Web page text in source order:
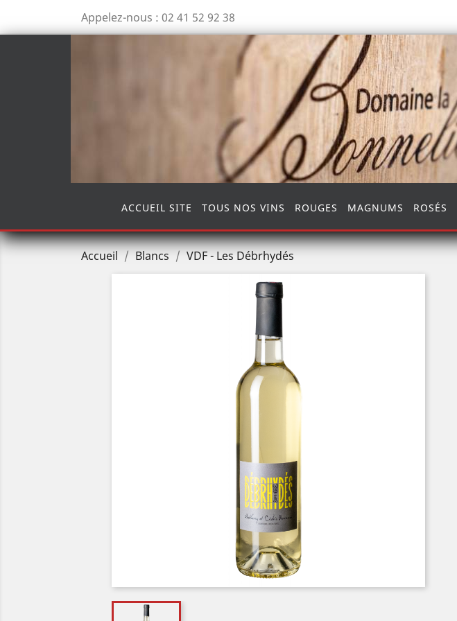
Appelez-nous : 02 41 52 92 38
ACCUEIL SITE TOUS NOS VINS ROUGES MAGNUMS ROSÉS
Accueil Blancs VDF - Les Débrhydés